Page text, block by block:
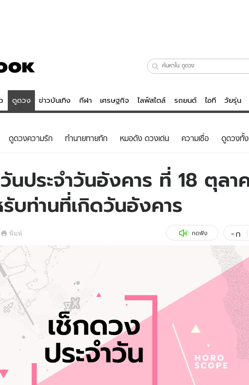
ดูดวง ข่าวบันเทิง กีฬา เศรษฐกิจ ไลฟ์สไตล์ รถยนต์ ไอที วัยรุ่น
ดูดวง - ตรวจหวย
สถิติหวยไทย
หวยลาว
ไลฟ์สไตล์
ผู้ชาย
วัยรุ่น
ไอที
รถยนต์
สุขภาพ
Sanook Choice
ติดตามสนุกโซเชียลได้ที่
ฟิวเจอร์ (ประเทศไทย) จำกัด
ดูดวงความรัก ทํานายทายทัก หมอดัง ดวงเด่น ความเชื่อ ดูดวงทั้
นประจำวันอังคาร ที่ 18 ตุลา
บท่านที่เกิดวันอังคาร
พิมพ์ กดฟัง -ก